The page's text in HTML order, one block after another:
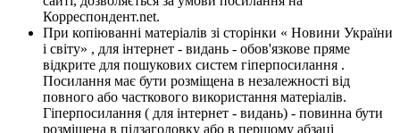
Корреспондент.net.
При копіюванні матеріалів зі сторінки « Новини України
і світу» , для інтернет - видань - обов'язкове пряме
відкрите для пошукових систем гіперпосилання .
Посилання має бути розміщена в незалежності від
повного або часткового використання матеріалів.
Гіперпосилання ( для інтернет - видань) - повинна бути
розміщена в підзаголовку або в першому абзаці